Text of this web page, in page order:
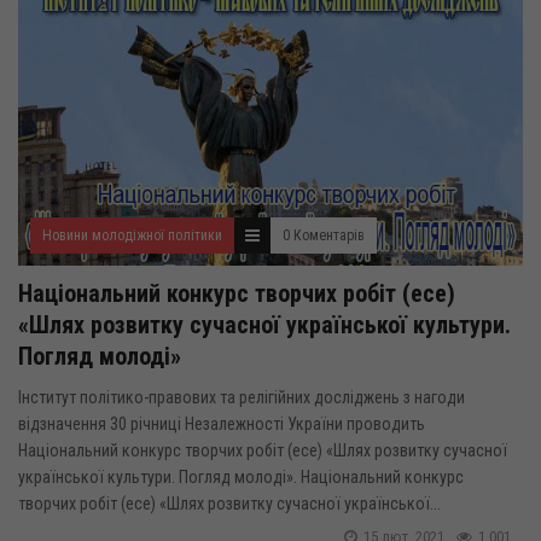
Новини молодіжної політики 0 Коментарів
Національний конкурс творчих робіт (есе)
«Шлях розвитку сучасної української культури.
Погляд молоді»
Інститут політико-правових та релігійних досліджень з нагоди
відзначення 30 річниці Незалежності України проводить
Національний конкурс творчих робіт (есе) «Шлях розвитку сучасної
української культури. Погляд молоді». Національний конкурс
творчих робіт (есе) «Шлях розвитку сучасної української...
1 001
15 лют, 2021